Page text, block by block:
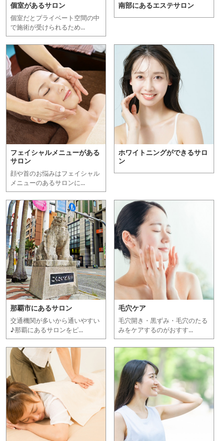
個室があるサロン
個室だとプライベート空間の中
で施術が受けられるため...
南部にあるエステサロン
フェイシャルメニューがある
サロン
顔や首のお悩みはフェイシャル
メニューのあるサロンに...
ホワイトニングができるサロ
ン
那覇市にあるサロン
交通機関が多いから通いやすい
♪那覇にあるサロンをピ...
毛穴ケア
毛穴開き・黒ずみ・毛穴のたる
みをケアするのがおすす...